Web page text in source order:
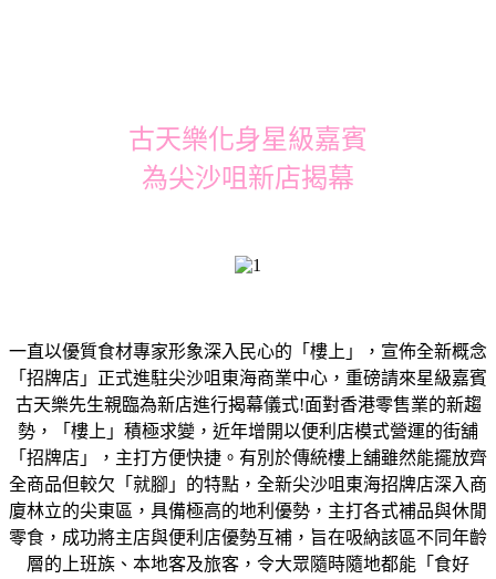
古天樂化身星級嘉賓
為尖沙咀新店揭幕
一直以優質食材專家形象深入民心的「樓上」，宣佈全新概念
「招牌店」正式進駐尖沙咀東海商業中心，重磅請來星級嘉賓
古天樂先生親臨為新店進行揭幕儀式!面對香港零售業的新趨
勢，「樓上」積極求變，近年增開以便利店模式營運的街舖
「招牌店」，主打方便快捷。有別於傳統樓上舖雖然能擺放齊
全商品但較欠「就腳」的特點，全新尖沙咀東海招牌店深入商
廈林立的尖東區，具備極高的地利優勢，主打各式補品與休閒
零食，成功將主店與便利店優勢互補，旨在吸納該區不同年齡
層的上班族、本地客及旅客，令大眾隨時隨地都能「食好